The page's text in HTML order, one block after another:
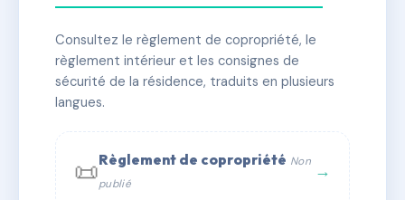
✓ Immatriculée 🏠 25 lots 🏗 1 bâtiment(s)
📞 Contacter Syndic Digital
Consultez le règlement de copropriété, le
règlement intérieur et les consignes de
sécurité de la résidence, traduits en plusieurs
langues.
📜Règlement de copropriété Non
publié
→